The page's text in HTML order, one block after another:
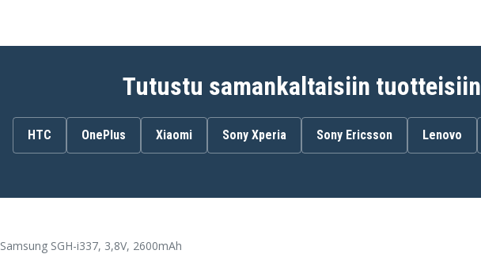
Tutustu samankaltaisiin tuotteisiin
HTC OnePlus Xiaomi Sony Xperia Sony Ericsson Lenovo
Samsung SGH-i337, 3,8V, 2600mAh